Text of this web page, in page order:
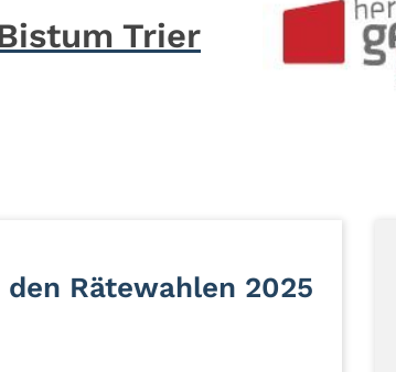
Trier
Rätewahlen 2025